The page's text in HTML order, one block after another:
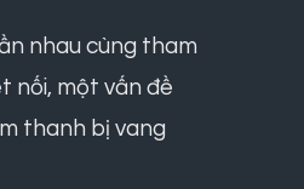
nhau cùng tham
nối, một vấn đề
thanh bị vang